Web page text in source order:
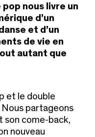
nous livre un
d’un
et d’un
de vie en
autant que
et le double
partageons
son come-back,
nouveau